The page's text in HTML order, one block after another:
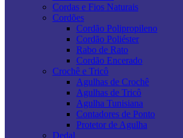
Cordas e Fios Naturais
Cordões
Cordão Polipropileno
Cordão Poliéster
Rabo de Rato
Cordão Encerado
Crochê e Tricô
Agulhas de Crochê
Agulhas de Tricô
Agulha Tunisiana
Contadores de Ponto
Protetor de Agulha
Dedal